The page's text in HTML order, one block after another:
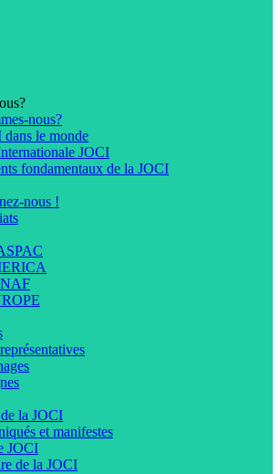
nous?
le monde
JOCI
fondamentaux de la JOCI
nous !
la JOCI
et manifestes
JOCI
de la JOCI